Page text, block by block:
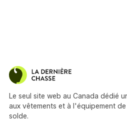
Le seul site web au Canada dédié
aux vêtements et à l'équipement
solde.